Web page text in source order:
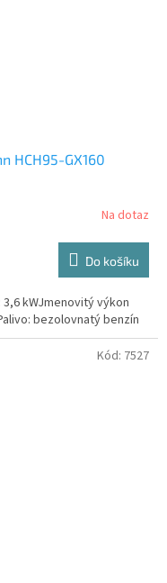
HCH95-GX160
Na dotaz
Do košíku
kWJmenovitý výkon
bezolovnatý benzín
Kód: 7527